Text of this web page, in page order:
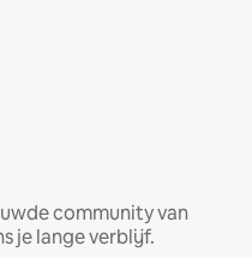
community van
je lange verblijf.